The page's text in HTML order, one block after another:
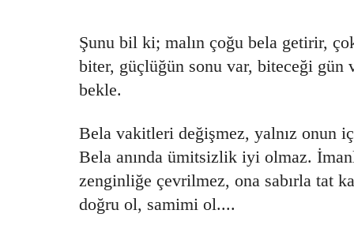
Şunu bil ki; malın çoğu bela getirir,
biter, güçlüğün sonu var, biteceği gün
bekle.
Bela vakitleri değişmez, yalnız onun
Bela anında ümitsizlik iyi olmaz.
zenginliğe çevrilmez, ona sabırla tat
doğru ol, samimi ol....